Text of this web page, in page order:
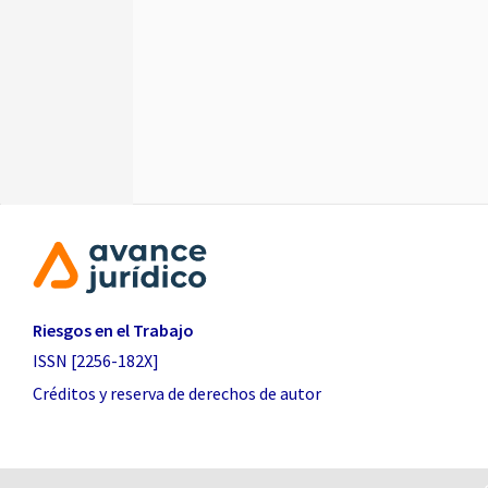
Riesgos en el Trabajo
ISSN [2256-182X]
Créditos y reserva de derechos de autor